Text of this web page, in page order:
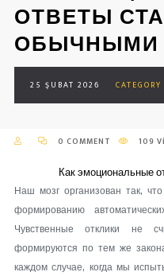
ОТВЕТЫ
ОБЫЧНЫМИ
25 ŞUBAT 2026 CATEGORY
0 COMMENT 109
Как эмоциональные
Наш мозг организован так,
формированию
Чувственные отклики не
формируются по тем же
каждом случае, когда мы